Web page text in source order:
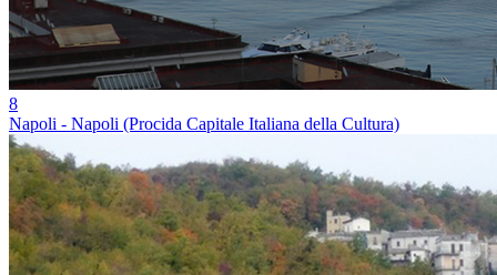
8
Napoli - Napoli (Procida Capitale Italiana della Cultura)